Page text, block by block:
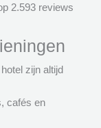
2.593 reviews
zijn altijd
cafés en